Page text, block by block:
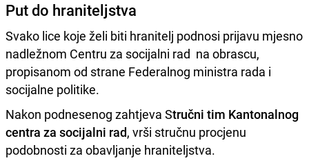
Put do hraniteljstva
Svako lice koje želi biti hranitelj podnosi prijavu mjesno
nadležnom Centru za socijalni rad na obrascu,
propisanom od strane Federalnog ministra rada i
socijalne politike.
Nakon podnesenog zahtjeva Stručni tim Kantonalnog
centra za socijalni rad, vrši stručnu procjenu
podobnosti za obavljanje hraniteljstva.